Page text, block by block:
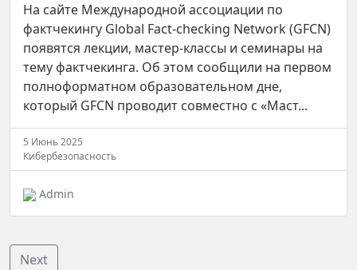
На сайте Международной ассоциации по
фактчекингу Global Fact-сhecking Network (GFCN)
появятся лекции, мастер-классы и семинары на
тему фактчекинга. Об этом сообщили на первом
полноформатном образовательном дне,
который GFCN проводит совместно с «Маст...
5 Июнь 2025
Кибербезопасность
Admin
Next